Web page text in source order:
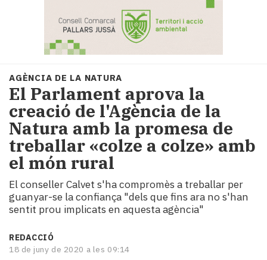
Societat
Política
i
municipis
Economia
i
turisme
Cultura
Esports
Mai
tant!
i
mitjans
AGÈNCIA DE LA NATURA
El Parlament aprova la
creació de l'Agència de la
Natura amb la promesa de
treballar «colze a colze» amb
el món rural
El conseller Calvet s'ha compromès a treballar per
guanyar-se la confiança "dels que fins ara no s'han
sentit prou implicats en aquesta agència"
REDACCIÓ
18 de juny de 2020 a les 09:14